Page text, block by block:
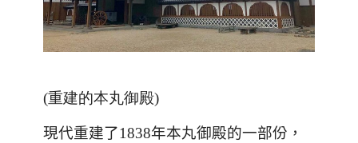
(重建的本丸御殿)
現代重建了1838年本丸御殿的一部份，